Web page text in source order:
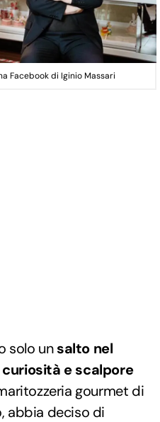
Facebook di Iginio Massari
solo unsalto nel
curiosità e scalpore
gourmet di
abbia deciso di